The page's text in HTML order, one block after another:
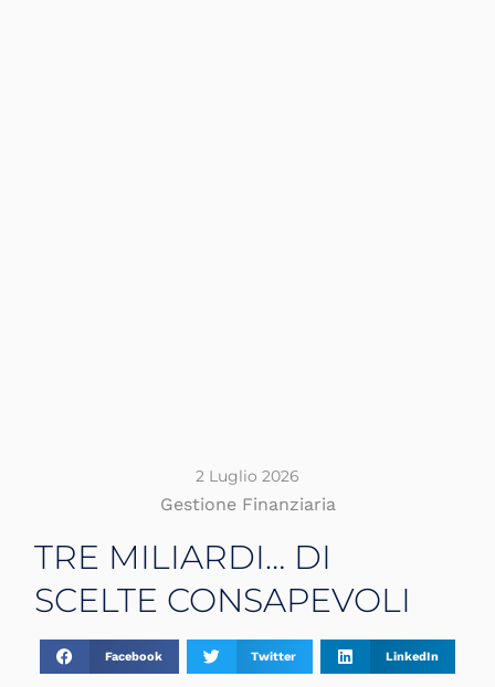
2 Luglio 2026
Gestione Finanziaria
TRE MILIARDI… DI
SCELTE CONSAPEVOLI
Facebook Twitter LinkedIn